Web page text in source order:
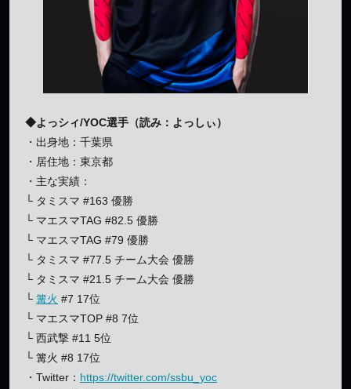
◆よっシィ/YOC選手（読み：よっしぃ）
・出身地：千葉県
・居住地：東京都
・主な実績：
└ タミスマ #163 優勝
└ マエスマTAG #82.5 優勝
└ マエスマTAG #79 優勝
└ タミスマ #77.5 チーム大会 優勝
└ タミスマ #21.5 チーム大会 優勝
└ 篝火 #7 17位
└ マエスマTOP #8 7位
└ 西武撃 #11 5位
└ 篝火 #8 17位
・Twitter： https://twitter.com/ssbu_yoc